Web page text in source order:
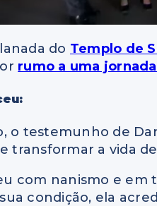
do Templo de
rumo a uma
o testemunho de
transformar a vida
com nanismo e em
condição, ela